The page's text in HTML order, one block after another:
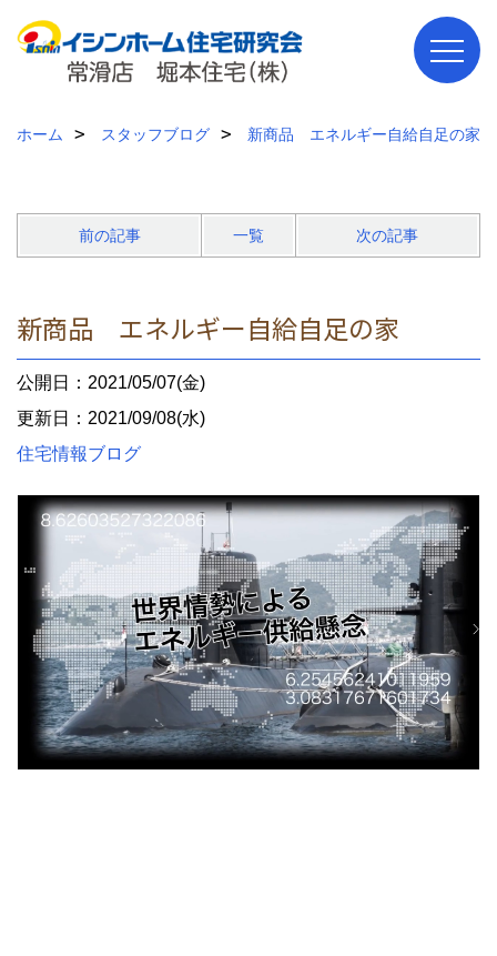
ホーム スタッフブログ 新商品 エネルギー自給自足の家
前の記事 一覧 次の記事
新商品 エネルギー自給自足の家
公開日：2021/05/07(金)
更新日：2021/09/08(水)
住宅情報ブログ